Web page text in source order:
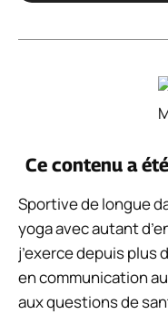
Ce contenu a
Sportive de longue
yoga avec autant
j’exerce depuis plus
en communication
aux questions de